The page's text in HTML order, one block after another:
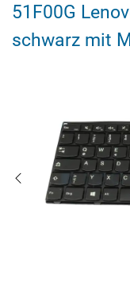
51F00G
schwarz mit